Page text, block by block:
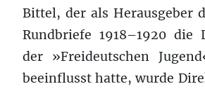
Bittel, der als Herausgeber
Rundbriefe 1918–1920 die
der »Freideutschen
beeinflusst hatte, wurde